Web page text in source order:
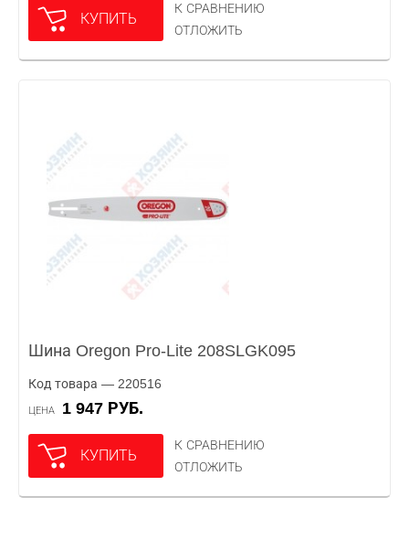
КУПИТЬ
К СРАВНЕНИЮ
ОТЛОЖИТЬ
Шина Oregon Pro-Lite 208SLGK095
Код товара — 220516
ЦЕНА 1 947 РУБ.
КУПИТЬ
К СРАВНЕНИЮ
ОТЛОЖИТЬ